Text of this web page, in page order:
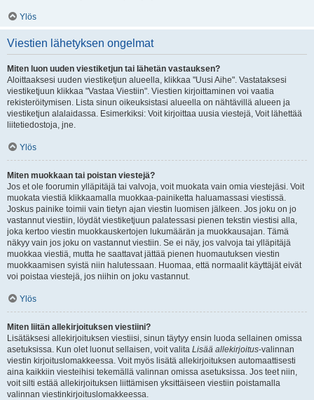
Ylös
Viestien lähetyksen ongelmat
Miten luon uuden viestiketjun tai lähetän vastauksen?
Aloittaaksesi uuden viestiketjun alueella, klikkaa "Uusi Aihe". Vastataksesi
viestiketjuun klikkaa "Vastaa Viestiin". Viestien kirjoittaminen voi vaatia
rekisteröitymisen. Lista sinun oikeuksistasi alueella on nähtävillä alueen ja
viestiketjun alalaidassa. Esimerkiksi: Voit kirjoittaa uusia viestejä, Voit lähettää
liitetiedostoja, jne.
Ylös
Miten muokkaan tai poistan viestejä?
Jos et ole foorumin ylläpitäjä tai valvoja, voit muokata vain omia viestejäsi. Voit
muokata viestiä klikkaamalla muokkaa-painiketta haluamassasi viestissä.
Joskus painike toimii vain tietyn ajan viestin luomisen jälkeen. Jos joku on jo
vastannut viestiin, löydät viestiketjuun palatessasi pienen tekstin viestisi alla,
joka kertoo viestin muokkauskertojen lukumäärän ja muokkausajan. Tämä
näkyy vain jos joku on vastannut viestiin. Se ei näy, jos valvoja tai ylläpitäjä
muokkaa viestiä, mutta he saattavat jättää pienen huomautuksen viestin
muokkaamisen syistä niin halutessaan. Huomaa, että normaalit käyttäjät eivät
voi poistaa viestejä, jos niihin on joku vastannut.
Ylös
Miten liitän allekirjoituksen viestiini?
Lisätäksesi allekirjoituksen viestiisi, sinun täytyy ensin luoda sellainen omissa
asetuksissa. Kun olet luonut sellaisen, voit valita Lisää allekirjoitus-valinnan
viestin kirjoituslomakkeessa. Voit myös lisätä allekirjoituksen automaattisesti
aina kaikkiin viesteihisi tekemällä valinnan omissa asetuksissa. Jos teet niin,
voit silti estää allekirjoituksen liittämisen yksittäiseen viestiin poistamalla
valinnan viestinkirjoituslomakkeessa.